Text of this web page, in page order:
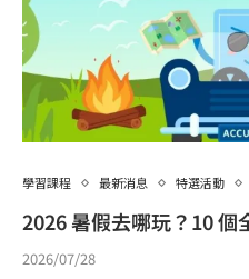
學習課程 最新消息 特選活動
2026 暑假去哪玩？10 個
2026/07/28